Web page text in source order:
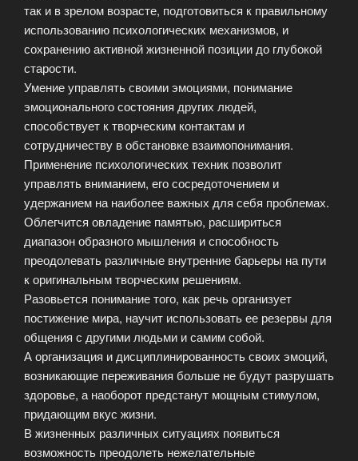
так и в зрелом возрасте, подготовиться к правильному
использованию психологических механизмов, и
сохранению активной жизненной позиции до глубокой
старости.
Умение управлять своими эмоциями, понимание
эмоционального состояния других людей,
способствует к творческим контактам и
сотрудничеству в обстановке взаимопонимания.
Применение психологических техник позволит
управлять вниманием, его сосредоточением и
удержанием на наиболее важных для себя проблемах.
Облегчится овладение памятью, расшириться
диапазон образного мышления и способность
преодолевать различные внутренние барьеры на пути
к оригинальным творческим решениям.
Разовьется понимание того, как речь организует
постижение мира, научит использовать ее резервы для
общения с другими людьми и самим собой.
А организация и дисциплинированность своих эмоций,
возникающие переживания больше не будут разрушать
здоровье, а наоборот предстанут мощным стимулом,
придающим вкус жизни.
В жизненных различных ситуациях появиться
возможность преодолеть нежелательные